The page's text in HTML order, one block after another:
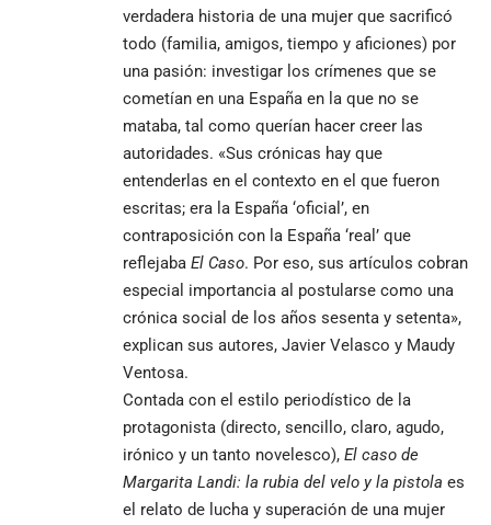
verdadera historia de una mujer que sacrificó
todo (familia, amigos, tiempo y aficiones) por
una pasión: investigar los crímenes que se
cometían en una España en la que no se
mataba, tal como querían hacer creer las
autoridades. «Sus crónicas hay que
entenderlas en el contexto en el que fueron
escritas; era la España ‘oficial’, en
contraposición con la España ‘real’ que
reflejaba El Caso. Por eso, sus artículos cobran
especial importancia al postularse como una
crónica social de los años sesenta y setenta»,
explican sus autores, Javier Velasco y Maudy
Ventosa.
Contada con el estilo periodístico de la
protagonista (directo, sencillo, claro, agudo,
irónico y un tanto novelesco), El caso de
Margarita Landi: la rubia del velo y la pistola es
el relato de lucha y superación de una mujer